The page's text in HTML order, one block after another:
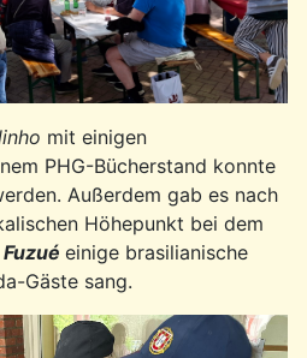
mit einigen
PHG-Bücherstand konnte
Außerdem gab es nach
Höhepunkt bei dem
einige brasilianische
Gäste sang.